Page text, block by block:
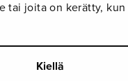
tai joita on kerätty,
Kiellä
Paino
Osastot
Tagit